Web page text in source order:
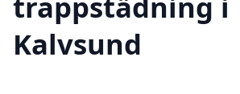
Kalvsund